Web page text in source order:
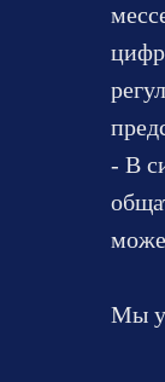
- В
Мы